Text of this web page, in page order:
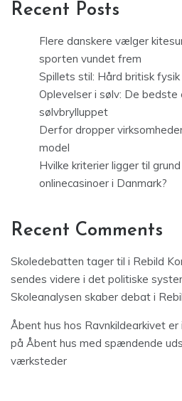
Recent Posts
Flere danskere vælger
sporten vundet frem
Spillets stil: Hård britisk
Oplevelser i sølv: De
sølvbrylluppet
Derfor dropper
model
Hvilke kriterier ligger til
onlinecasinoer i Danmark?
Recent Comments
Skoledebatten tager til i Rebild
sendes videre i det politiske
Skoleanalysen skaber debat i
Åbent hus hos Ravnkildearkivet
på Åbent hus med spændende
værksteder